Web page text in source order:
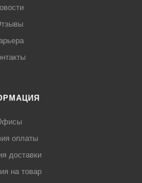
оплаты
доставки
на товар